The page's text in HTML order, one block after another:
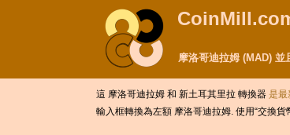
摩洛哥迪拉姆 (MAD) 並
這 摩洛哥迪拉姆 和 新土耳其里拉 轉換器 是最
輸入框轉換為左額 摩洛哥迪拉姆. 使用“交換